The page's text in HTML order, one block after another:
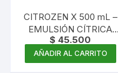
CITROZEN X 500 mL –
EMULSIÓN CÍTRICA
CON AJO Y AJI –
CONCENTRADO
$ 45.500
AÑADIR AL CARRITO